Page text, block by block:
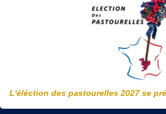
L'éléction des pastourelles 2027 se